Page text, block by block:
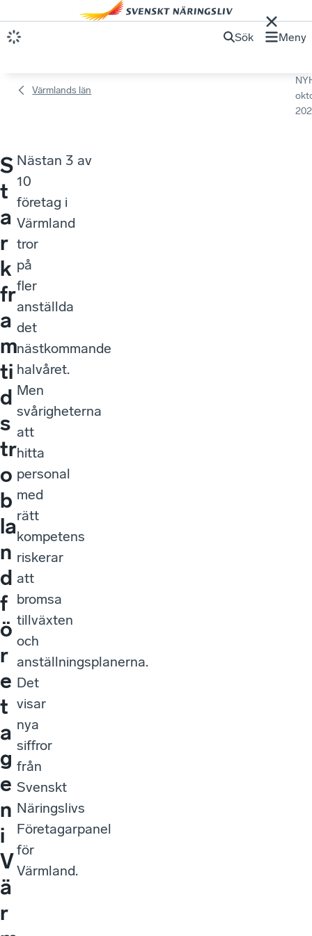
Sök Meny
Värmlands län
S
t
a
r
k
fr
a
m
ti
d
s
tr
o
b
la
n
d
f
ö
r
e
t
a
g
e
n
i
V
ä
r
Nästan 3 av
10
företag i
Värmland
tror
på
fler
anställda
det
nästkommande
halvåret.
Men
svårigheterna
att
hitta
personal
med
rätt
kompetens
riskerar
att
bromsa
tillväxten
och
anställningsplanerna.
Det
visar
nya
siffror
från
Svenskt
Näringslivs
Företagarpanel
för
Värmland.